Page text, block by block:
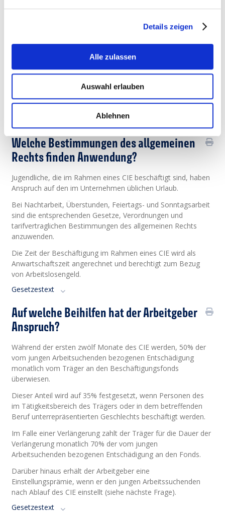
Details zeigen
Alle zulassen
Auswahl erlauben
Ablehnen
unqualifizierte Arbeitnehmer.
Die Entschädigung unterliegt den für Löhne vorgesehenen
Der Arbeitgeberanteil an den Sozialabgaben geht weiterhin zu
Lasten des Beschäftigungsfonds.
Dem Arbeitgeber ist es freigestellt, dem jungen
seitens des Beschäftigungsfonds nicht erstattet wird.
Welche Bestimmungen des allgemeinen
Rechts finden Anwendung?
Jugendliche, die im Rahmen eines CIE beschäftigt sind, haben
Anspruch auf den im Unternehmen üblichen Urlaub.
Bei Nachtarbeit, Überstunden, Feiertags- und Sonntagsarbeit
sind die entsprechenden Gesetze, Verordnungen und
tarifvertraglichen Bestimmungen des allgemeinen Rechts
anzuwenden.
Die Zeit der Beschäftigung im Rahmen eines CIE wird als
Anwartschaftszeit angerechnet und berechtigt zum Bezug
von Arbeitslosengeld.
Gesetzestext
Auf welche Beihilfen hat der Arbeitgeber
Anspruch?
Während der ersten zwölf Monate des CIE werden, 50% der
vom jungen Arbeitsuchenden bezogenen Entschädigung
monatlich vom Träger an den Beschäftigungsfonds
überwiesen.
Dieser Anteil wird auf 35% festgesetzt, wenn Personen des
im Tätigkeitsbereich des Trägers oder in dem betreffenden
Beruf unterrepräsentierten Geschlechts beschäftigt werden.
Im Falle einer Verlängerung zahlt der Träger für die Dauer der
Verlängerung monatlich 70% der vom jungen
Arbeitsuchenden bezogenen Entschädigung an den Fonds.
Darüber hinaus erhält der Arbeitgeber eine
Einstellungsprämie, wenn er den jungen Arbeitssuchenden
nach Ablauf des CIE einstellt (siehe nächste Frage).
Gesetzestext